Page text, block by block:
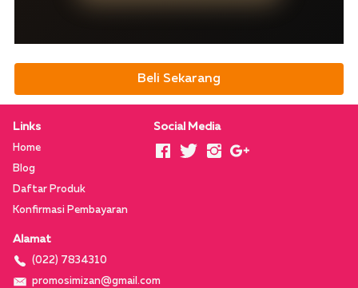
Beli Sekarang
Links
Home
Blog
Daftar Produk
Konfirmasi Pembayaran
Social Media
Alamat
(022) 7834310
promosimizan@gmail.com